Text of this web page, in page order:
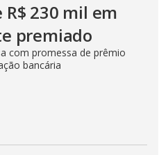
R$ 230 mil em
premiado
com promessa de prêmio
bancária